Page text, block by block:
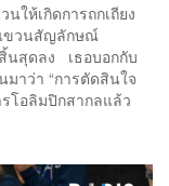
ให้เกิดการถกเถียง
แขวนสัญลักษณ์
นสุดลง เธอบอกกับ
าว่า “การตัดสินใจ
โอลิมปิกสากลแล้ว